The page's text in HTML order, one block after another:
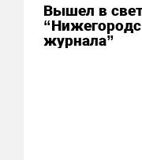
Вышел в
журнала”